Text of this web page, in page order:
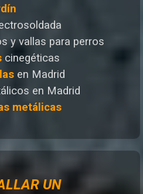
y vallas para perros
cinegéticas
en Madrid
en Madrid
metálicas
UN